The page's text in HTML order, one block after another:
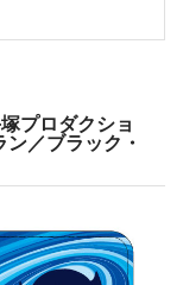
プロダクショ
／ブラック・